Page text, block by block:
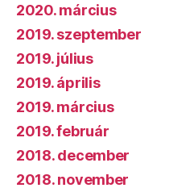
2020. március
2019. szeptember
2019. július
2019. április
2019. március
2019. február
2018. december
2018. november